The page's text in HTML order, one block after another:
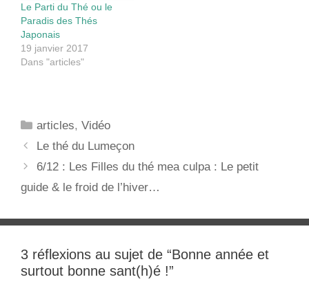
Le Parti du Thé ou le
Paradis des Thés
Japonais
19 janvier 2017
Dans "articles"
Catégories
articles,Vidéo
Navigation
des
Le thé du Lumeçon
6/12 : Les Filles du thé mea culpa : Le petit
guide & le froid de l’hiver…
3 réflexions au sujet de “Bonne année et
surtout bonne sant(h)é !”